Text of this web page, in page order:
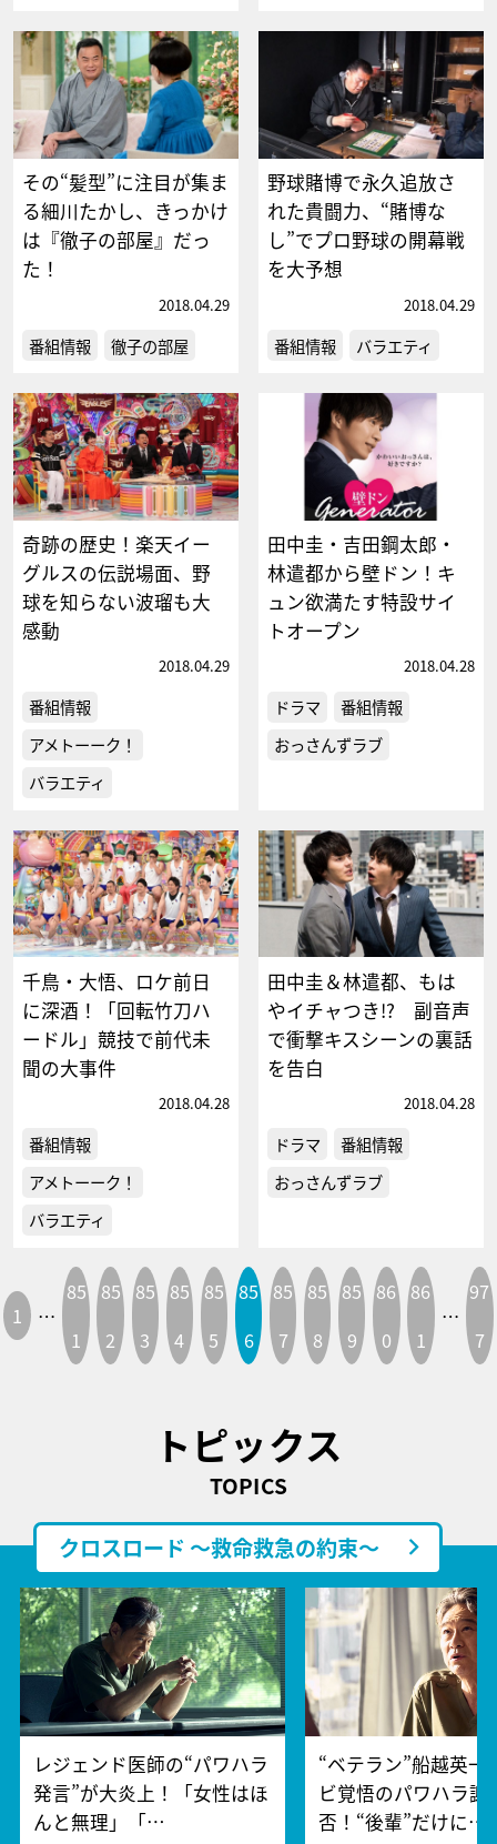
その“髪型”に注目が集ま
る細川たかし、きっかけ
は『徹子の部屋』だっ
た！
2018.04.29
番組情報 徹子の部屋
野球賭博で永久追放さ
れた貴闘力、“賭博な
し”でプロ野球の開幕戦
を大予想
2018.04.29
番組情報 バラエティ
奇跡の歴史！楽天イー
グルスの伝説場面、野
球を知らない波瑠も大
感動
2018.04.29
番組情報
アメトーーク！
バラエティ
田中圭・吉田鋼太郎・
林遣都から壁ドン！キ
ュン欲満たす特設サイ
トオープン
2018.04.28
ドラマ
番組情報
おっさんずラブ
千鳥・大悟、ロケ前日
に深酒！「回転竹刀ハ
ードル」競技で前代未
聞の大事件
2018.04.28
番組情報
アメトーーク！
バラエティ
田中圭＆林遣都、もは
やイチャつき!? 副音声
で衝撃キスシーンの裏話
を告白
2018.04.28
ドラマ
番組情報
おっさんずラブ
1 …
85
1
85
2
85
3
85
4
85
5
85
6
85
7
85
8
85
9
86
0
86
1
…
97
7
トピックス
TOPICS
クロスロード ～救命救急の約束～
レジェンド医師の“パワハラ
発言”が大炎上！「女性はほ
んと無理」「…
“ベテラン”船越英一
ビ覚悟のパワハラ謝
否！“後輩”だけに…